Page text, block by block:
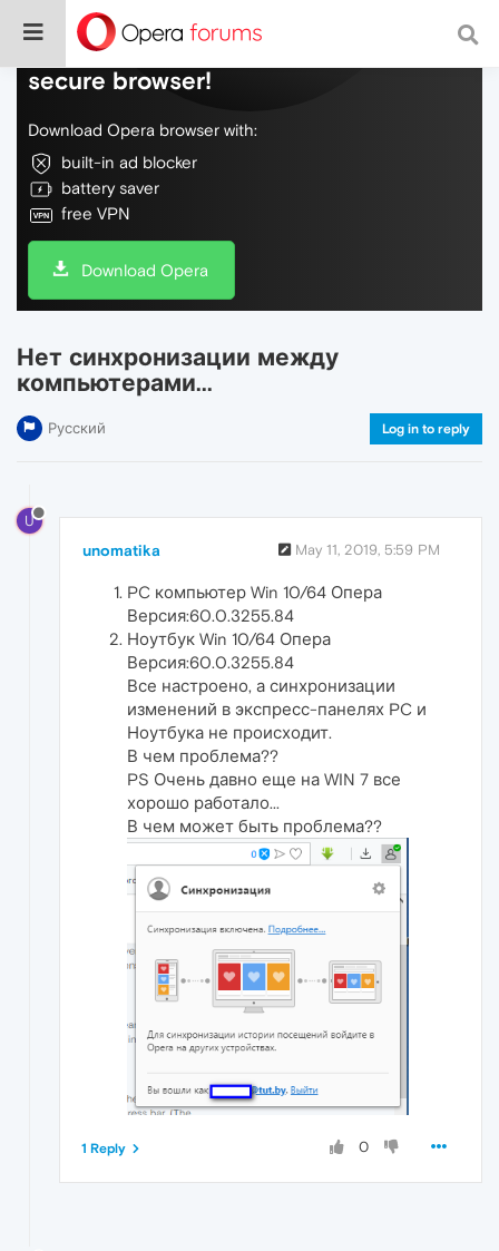
Do more on the web, with a fast and
secure browser!
Download Opera browser with:
built-in ad blocker
battery saver
free VPN
Download Opera
Нет синхронизации между
компьютерами...
Русский Log in to reply
U
unomatika May 11, 2019, 5:59 PM
PC компьютер Win 10/64 Опера
Версия:60.0.3255.84
Ноутбук Win 10/64 Опера
Версия:60.0.3255.84
Все настроено, а синхронизации
изменений в экспресс-панелях PC и
Ноутбука не происходит.
В чем проблема??
PS Очень давно еще на WIN 7 все
хорошо работало...
В чем может быть проблема??
0
1 Reply